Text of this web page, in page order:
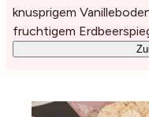
knusprigem
fruchtigem